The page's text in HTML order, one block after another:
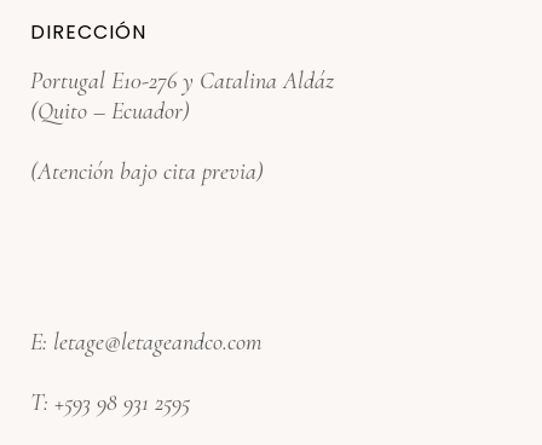
DIRECCIÓN
Portugal E10-276 y Catalina Aldáz
(Quito – Ecuador)
(Atención bajo cita previa)
E: letage@letageandco.com
T: +593 98 931 2595